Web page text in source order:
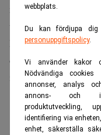
webbplats.
Du kan fördjupa
personuppgiftspolicy.
Vi använder kakor
Nödvändiga
annonser, analys
annons- och
produktutveckling,
identifiering via
enhet, säkerställa
mellan 2000 och
uppdragen ska ha
BBVA ska ställas
olaglig insamling
information.
ANNONS